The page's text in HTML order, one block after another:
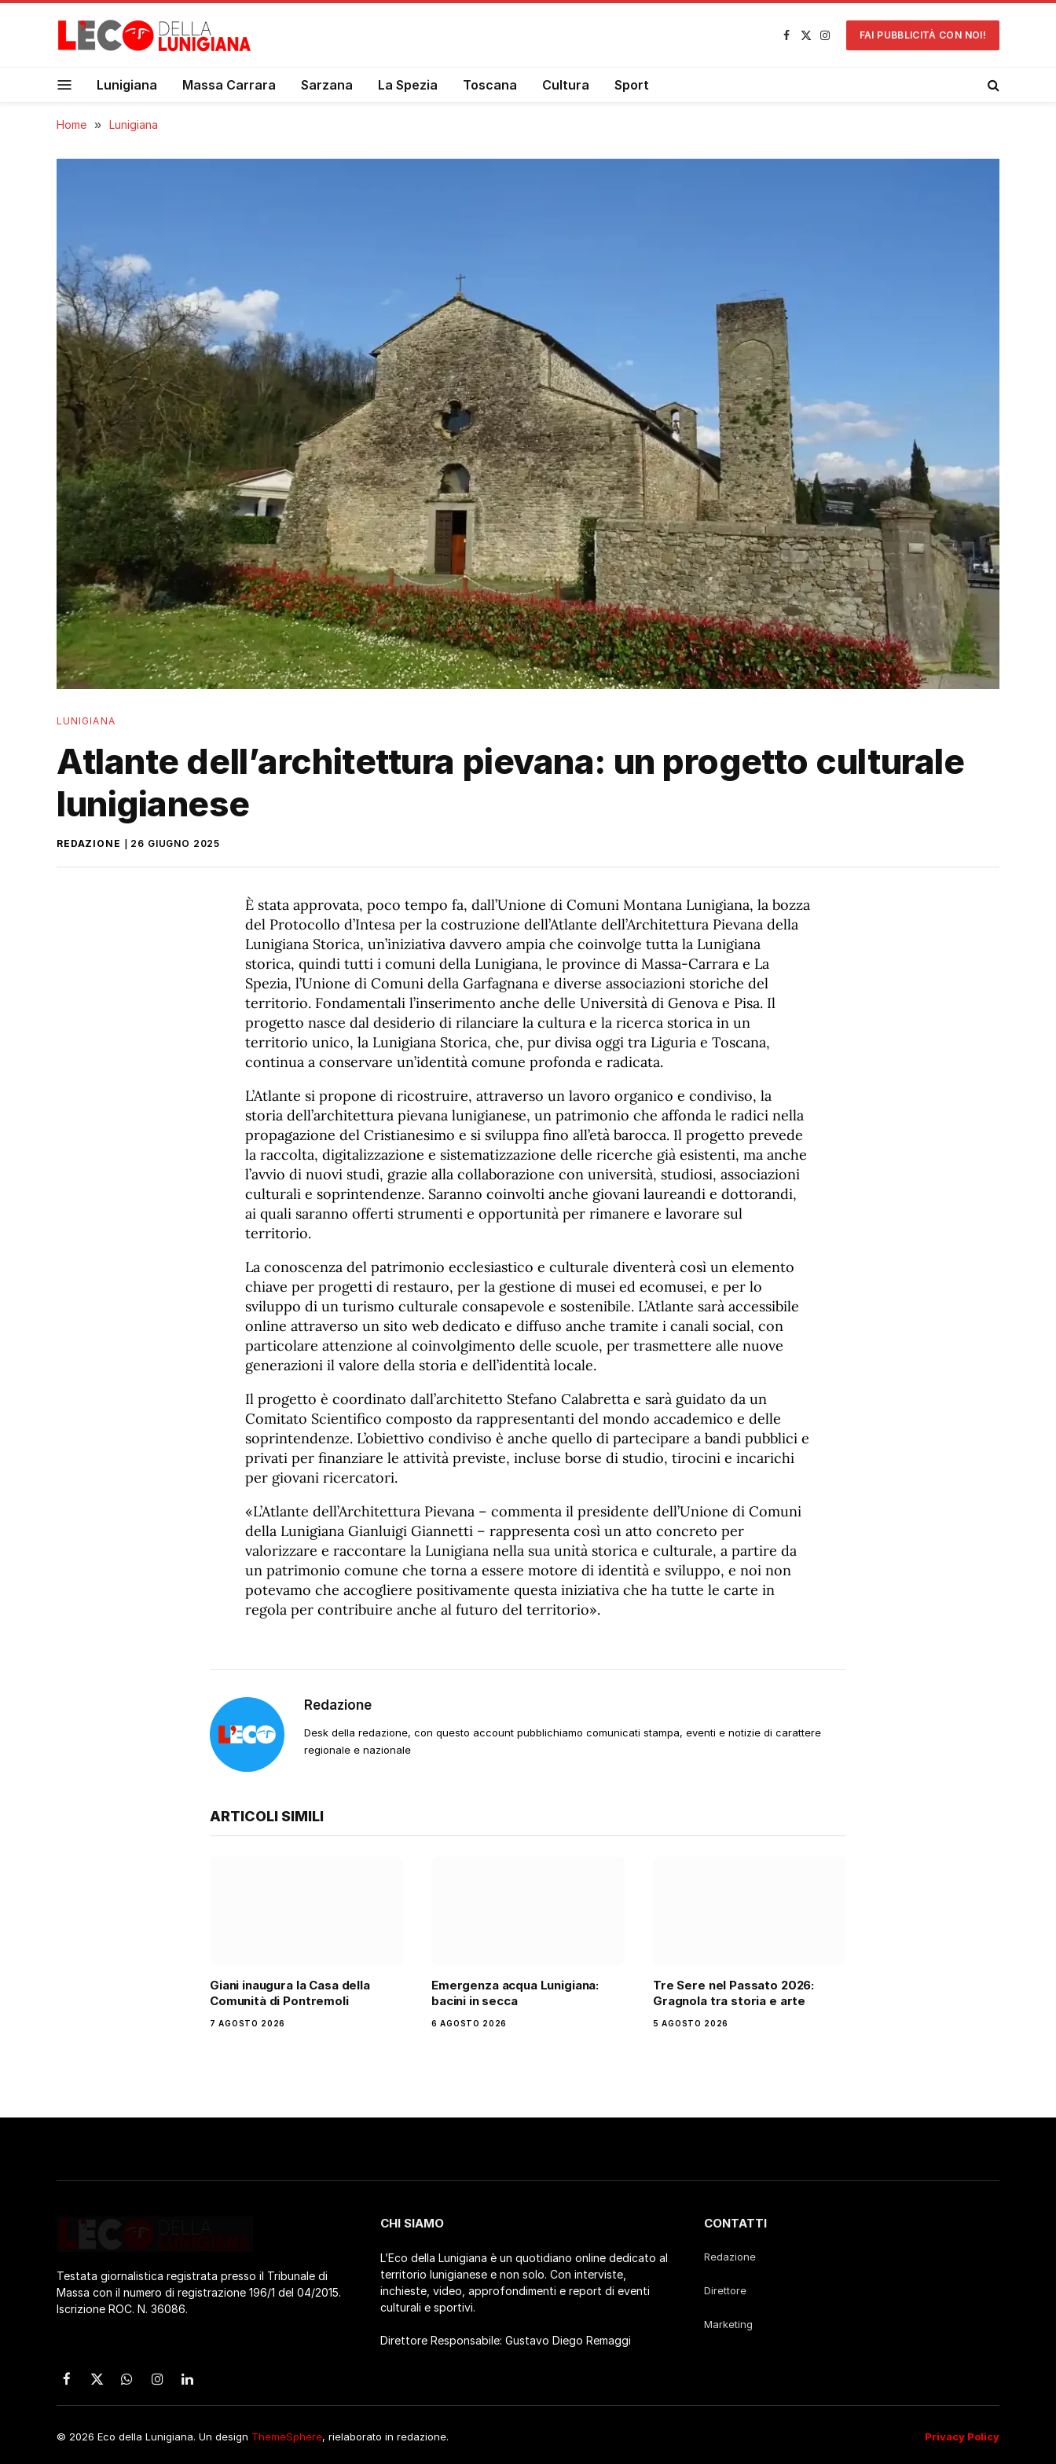
Facebook
X
Instagram
FAI PUBBLICITÀ CON NOI!
Lunigiana Massa Carrara Sarzana La Spezia Toscana Cultura Sport
Home » Lunigiana
LUNIGIANA
Atlante dell’architettura pievana: un progetto culturale
lunigianese
REDAZIONE 26 GIUGNO 2025
È stata approvata, poco tempo fa, dall’Unione di Comuni Montana Lunigiana, la bozza
del Protocollo d’Intesa per la costruzione dell’Atlante dell’Architettura Pievana della
Lunigiana Storica, un’iniziativa davvero ampia che coinvolge tutta la Lunigiana
storica, quindi tutti i comuni della Lunigiana, le province di Massa-Carrara e La
Spezia, l’Unione di Comuni della Garfagnana e diverse associazioni storiche del
territorio. Fondamentali l’inserimento anche delle Università di Genova e Pisa. Il
progetto nasce dal desiderio di rilanciare la cultura e la ricerca storica in un
territorio unico, la Lunigiana Storica, che, pur divisa oggi tra Liguria e Toscana,
continua a conservare un’identità comune profonda e radicata.
L’Atlante si propone di ricostruire, attraverso un lavoro organico e condiviso, la
storia dell’architettura pievana lunigianese, un patrimonio che affonda le radici nella
propagazione del Cristianesimo e si sviluppa fino all’età barocca. Il progetto prevede
la raccolta, digitalizzazione e sistematizzazione delle ricerche già esistenti, ma anche
l’avvio di nuovi studi, grazie alla collaborazione con università, studiosi, associazioni
culturali e soprintendenze. Saranno coinvolti anche giovani laureandi e dottorandi,
ai quali saranno offerti strumenti e opportunità per rimanere e lavorare sul
territorio.
La conoscenza del patrimonio ecclesiastico e culturale diventerà così un elemento
chiave per progetti di restauro, per la gestione di musei ed ecomusei, e per lo
sviluppo di un turismo culturale consapevole e sostenibile. L’Atlante sarà accessibile
online attraverso un sito web dedicato e diffuso anche tramite i canali social, con
particolare attenzione al coinvolgimento delle scuole, per trasmettere alle nuove
generazioni il valore della storia e dell’identità locale.
Il progetto è coordinato dall’architetto Stefano Calabretta e sarà guidato da un
Comitato Scientifico composto da rappresentanti del mondo accademico e delle
soprintendenze. L’obiettivo condiviso è anche quello di partecipare a bandi pubblici e
privati per finanziare le attività previste, incluse borse di studio, tirocini e incarichi
per giovani ricercatori.
«L’Atlante dell’Architettura Pievana – commenta il presidente dell’Unione di Comuni
della Lunigiana Gianluigi Giannetti – rappresenta così un atto concreto per
valorizzare e raccontare la Lunigiana nella sua unità storica e culturale, a partire da
un patrimonio comune che torna a essere motore di identità e sviluppo, e noi non
potevamo che accogliere positivamente questa iniziativa che ha tutte le carte in
regola per contribuire anche al futuro del territorio».
Redazione
Desk della redazione, con questo account pubblichiamo comunicati stampa, eventi e notizie di carattere
regionale e nazionale
ARTICOLI SIMILI
Giani inaugura la Casa della
Comunità di Pontremoli
7 AGOSTO 2026
Emergenza acqua Lunigiana:
bacini in secca
6 AGOSTO 2026
Tre Sere nel Passato 2026:
Gragnola tra storia e arte
5 AGOSTO 2026
Testata giornalistica registrata presso il Tribunale di
Massa con il numero di registrazione 196/1 del 04/2015.
Iscrizione ROC. N. 36086.
CHI SIAMO
L’Eco della Lunigiana è un quotidiano online dedicato al
territorio lunigianese e non solo. Con interviste,
inchieste, video, approfondimenti e report di eventi
culturali e sportivi.
Direttore Responsabile: Gustavo Diego Remaggi
CONTATTI
Redazione
Direttore
Marketing
Facebook
X
(Twitter)
WhatsApp
Instagram
LinkedIn
© 2026 Eco della Lunigiana. Un design ThemeSphere, rielaborato in redazione. Privacy Policy